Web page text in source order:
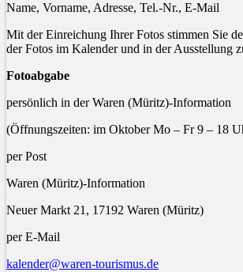
Name, Vorname, Adresse, Tel.-Nr., E-Mail
Mit der Einreichung Ihrer Fotos stimmen Sie
der Fotos im Kalender und in der Ausstellung
Fotoabgabe
persönlich in der Waren (Müritz)-Information
(Öffnungszeiten: im Oktober Mo – Fr 9 – 18
per Post
Waren (Müritz)-Information
Neuer Markt 21, 17192 Waren (Müritz)
per E-Mail
kalender@waren-tourismus.de